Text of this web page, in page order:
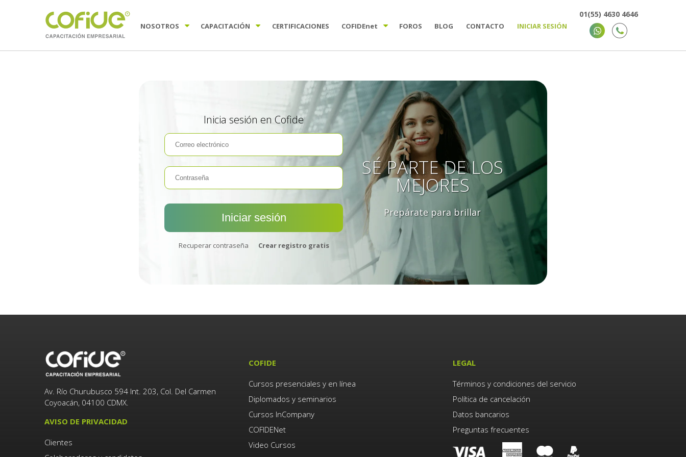
NOSOTROS CAPACITACIÓN CERTIFICACIONES COFIDEnet FOROS BLOG CONTACTO INICIAR SESIÓN
01(55) 4630 4646
Inicia sesión en Cofide
Recuperar contraseña Crear registro gratis
SÉ PARTE DE LOS
MEJORES
Prepárate para brillar
Av. Río Churubusco 594 Int. 203, Col. Del Carmen
Coyoacán, 04100 CDMX.
AVISO DE PRIVACIDAD
Clientes
COFIDE
Cursos presenciales y en línea
Diplomados y seminarios
Cursos InCompany
COFIDENet
Video Cursos
LEGAL
Términos y condiciones del servicio
Política de cancelación
Datos bancarios
Preguntas frecuentes